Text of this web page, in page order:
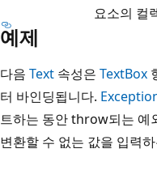
요소의 컬
예제
다음 Text 속성은 TextBox
터 바인딩됩니다.
트하는 동안 throw되는 예
변환할 수 없는 값을 입력